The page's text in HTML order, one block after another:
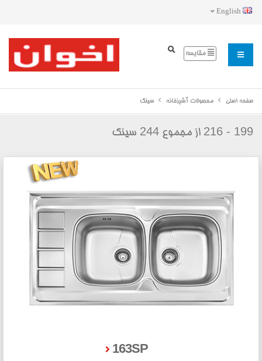
مقایسه
صفحه اصلی محصولات آشپزخانه سینک
199 - 216 از مجموع 244 سینک
163SP